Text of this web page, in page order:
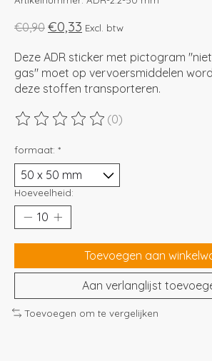
€0,90 €0,33 Excl. btw
Deze ADR sticker met pictogram
gas" moet op vervoersmiddelen
deze stoffen transporteren.
De beoordeling van dit product is
(0)
formaat: *
Hoeveelheid:
Toevoegen aan
Aan verlanglijst
Toevoegen om te vergelijken